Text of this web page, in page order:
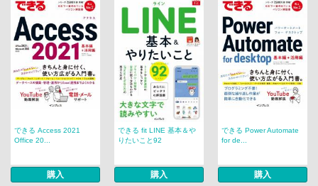
できる Access 2021
Office 20...
購入
できる fit LINE 基本＆や
りたいこと92
購入
できる Power Automate
for de...
購入